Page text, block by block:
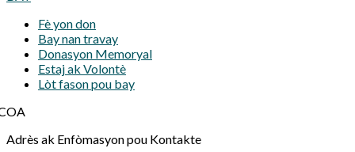
Fè yon don
Bay nan travay
Donasyon Memoryal
Estaj ak Volontè
Lòt fason pou bay
Adrès ak Enfòmasyon pou Kontakte